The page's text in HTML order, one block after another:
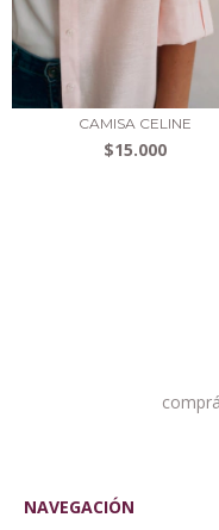
CAMISA CELINE
$15.000
NAVEGACIÓN